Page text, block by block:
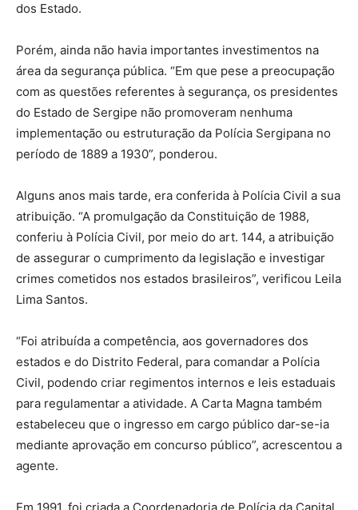
dos Estado.
Porém, ainda não havia importantes investimentos na
área da segurança pública. “Em que pese a preocupação
com as questões referentes à segurança, os presidentes
do Estado de Sergipe não promoveram nenhuma
implementação ou estruturação da Polícia Sergipana no
período de 1889 a 1930”, ponderou.
Alguns anos mais tarde, era conferida à Polícia Civil a sua
atribuição. “A promulgação da Constituição de 1988,
conferiu à Polícia Civil, por meio do art. 144, a atribuição
de assegurar o cumprimento da legislação e investigar
crimes cometidos nos estados brasileiros”, verificou Leila
Lima Santos.
“Foi atribuída a competência, aos governadores dos
estados e do Distrito Federal, para comandar a Polícia
Civil, podendo criar regimentos internos e leis estaduais
para regulamentar a atividade. A Carta Magna também
estabeleceu que o ingresso em cargo público dar-se-ia
mediante aprovação em concurso público”, acrescentou a
agente.